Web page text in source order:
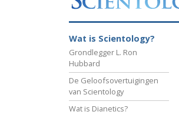
Wat is Scientology?
Grondlegger L. Ron
Hubbard
De Geloofsovertuigingen
van Scientology
Wat is Dianetics?